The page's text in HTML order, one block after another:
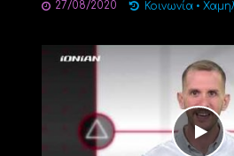
27/08/2020 Κοινωνία •